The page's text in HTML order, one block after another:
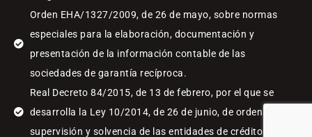
Orden EHA/1327/2009, de 26 de mayo, sobre normas
especiales para la elaboración, documentación y
presentación de la información contable de las
sociedades de garantía recíproca.
Real Decreto 84/2015, de 13 de febrero, por el que se
desarrolla la Ley 10/2014, de 26 de junio, de ordenación,
supervisión y solvencia de las entidades de crédito.